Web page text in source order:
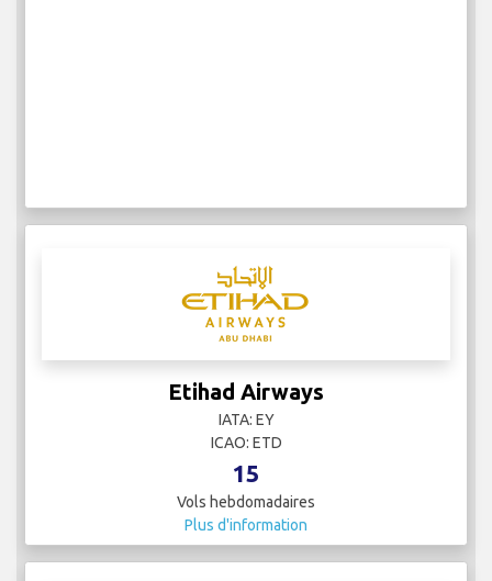
Etihad Airways
IATA: EY
ICAO: ETD
15
Vols hebdomadaires
Plus d'information